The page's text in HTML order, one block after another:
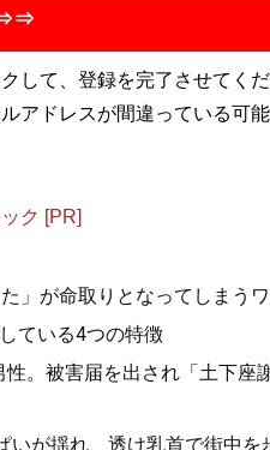
⇒⇒
して、登録を完了させてくだ
アドレスが間違っている可
ク [PR]
」が命取りとなってしまう
ている4つの特徴
。被害届を出され「土下座謝
いが揺れ、透け乳首で街中を